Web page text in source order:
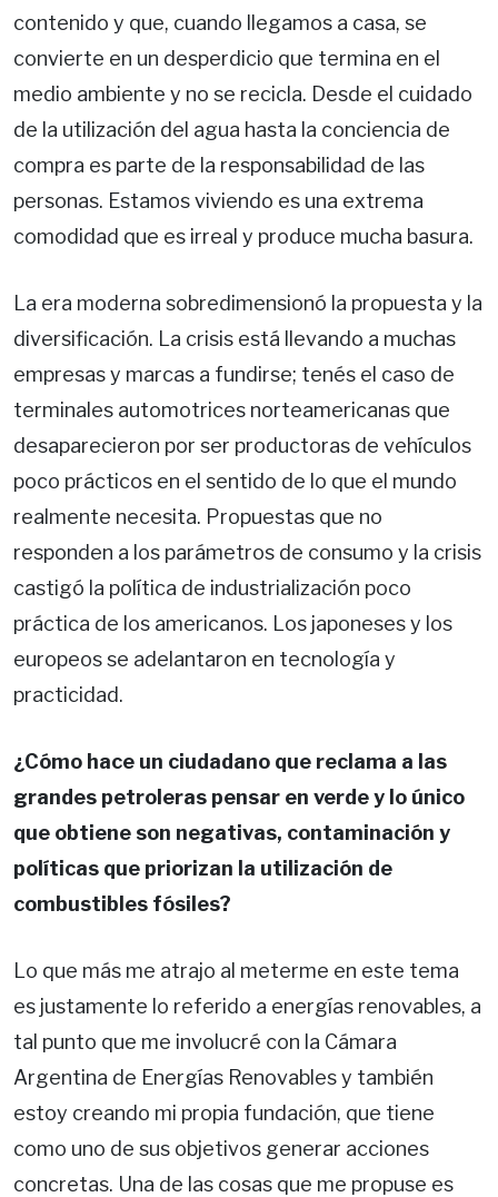
contenido y que, cuando llegamos a casa, se
convierte en un desperdicio que termina en el
medio ambiente y no se recicla. Desde el cuidado
de la utilización del agua hasta la conciencia de
compra es parte de la responsabilidad de las
personas. Estamos viviendo es una extrema
comodidad que es irreal y produce mucha basura.
La era moderna sobredimensionó la propuesta y la
diversificación. La crisis está llevando a muchas
empresas y marcas a fundirse; tenés el caso de
terminales automotrices norteamericanas que
desaparecieron por ser productoras de vehículos
poco prácticos en el sentido de lo que el mundo
realmente necesita. Propuestas que no
responden a los parámetros de consumo y la crisis
castigó la política de industrialización poco
práctica de los americanos. Los japoneses y los
europeos se adelantaron en tecnología y
practicidad.
¿Cómo hace un ciudadano que reclama a las
grandes petroleras pensar en verde y lo único
que obtiene son negativas, contaminación y
políticas que priorizan la utilización de
combustibles fósiles?
Lo que más me atrajo al meterme en este tema
es justamente lo referido a energías renovables, a
tal punto que me involucré con la Cámara
Argentina de Energías Renovables y también
estoy creando mi propia fundación, que tiene
como uno de sus objetivos generar acciones
concretas. Una de las cosas que me propuse es